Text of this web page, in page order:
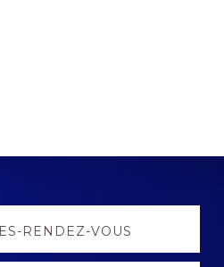
RENDEZ-VOUS